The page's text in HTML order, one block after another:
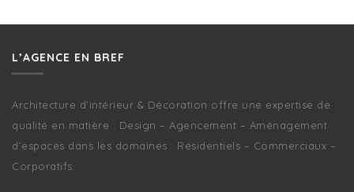
L’AGENCE EN BREF
Architecture d’intérieur & Décoration offre une expertise de
qualité en matière : Design – Agencement – Aménagement
d’espaces dans les domaines : Résidentiels – Commerciaux –
Corporatifs.